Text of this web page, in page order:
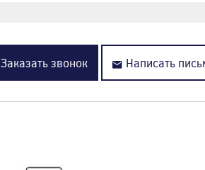
Заказать звонок Написать